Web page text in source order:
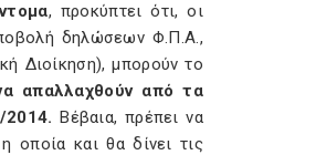
, προκύπτει ότι, οι
δηλώσεων Φ.Π.Α.,
Διοίκηση), μπορούν το
απαλλαχθούν από τα
Βέβαια, πρέπει να
οποία και θα δίνει τις